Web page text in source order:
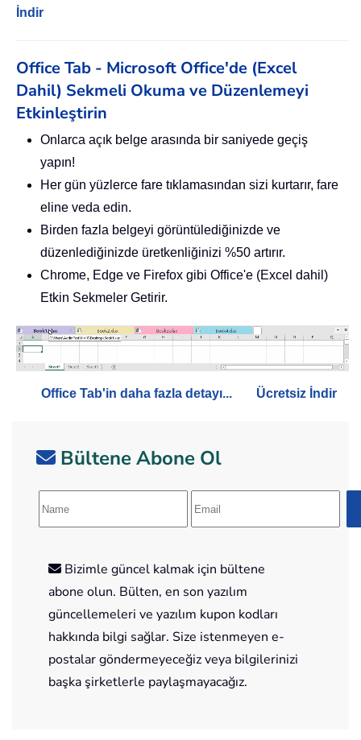
İndir
Office Tab - Microsoft Office'de (Excel
Dahil) Sekmeli Okuma ve Düzenlemeyi
Etkinleştirin
Onlarca açık belge arasında bir saniyede geçiş
yapın!
Her gün yüzlerce fare tıklamasından sizi kurtarır, fare
eline veda edin.
Birden fazla belgeyi görüntülediğinizde ve
düzenlediğinizde üretkenliğinizi %50 artırır.
Chrome, Edge ve Firefox gibi Office'e (Excel dahil)
Etkin Sekmeler Getirir.
Office Tab'in daha fazla detayı... Ücretsiz İndir
Bültene Abone Ol
Bizimle güncel kalmak için bültene
abone olun. Bülten, en son yazılım
güncellemeleri ve yazılım kupon kodları
hakkında bilgi sağlar. Size istenmeyen e-
postalar göndermeyeceğiz veya bilgilerinizi
başka şirketlerle paylaşmayacağız.